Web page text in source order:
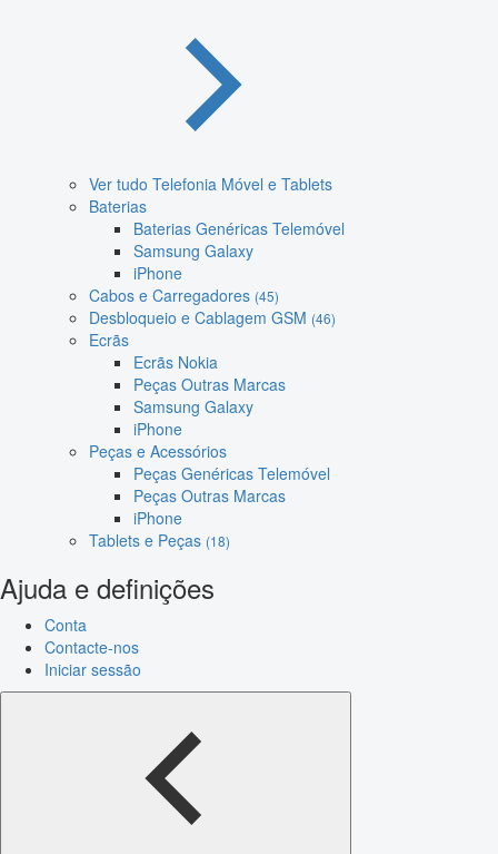
Ver tudo Telefonia Móvel e Tablets
Baterias
Baterias Genéricas Telemóvel
Samsung Galaxy
iPhone
Cabos e Carregadores (45)
Desbloqueio e Cablagem GSM (46)
Ecrãs
Ecrãs Nokia
Peças Outras Marcas
Samsung Galaxy
iPhone
Peças e Acessórios
Peças Genéricas Telemóvel
Peças Outras Marcas
iPhone
Tablets e Peças (18)
Ajuda e definições
Conta
Contacte-nos
Iniciar sessão